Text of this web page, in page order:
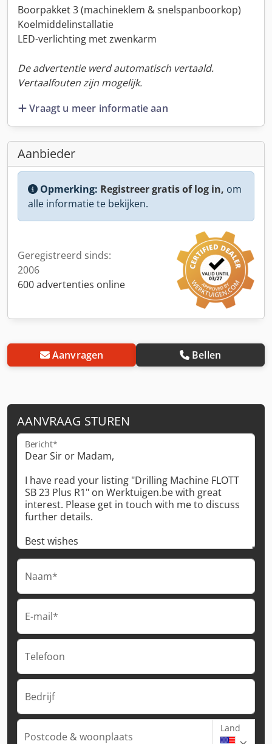
Boorpakket 3 (machineklem & snelspanboorkop)
Koelmiddelinstallatie
LED-verlichting met zwenkarm
De advertentie werd automatisch vertaald.
Vertaalfouten zijn mogelijk.
Vraagt u meer informatie aan
Aanbieder
Opmerking: Registreer gratis of log in, om
alle informatie te bekijken.
Geregistreerd sinds:
2006
600 advertenties online
Aanvragen Bellen
AANVRAAG STUREN
Bericht*
Naam*
E-mail*
Telefoon
Bedrijf
Postcode & woonplaats
Land